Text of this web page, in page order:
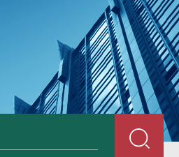
300/400/500排气扇/卫生间通风器